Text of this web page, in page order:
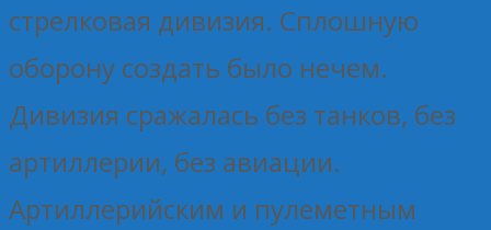
стрелковая дивизия. Сплошную
оборону создать было нечем.
Дивизия сражалась без танков, без
артиллерии, без авиации.
Артиллерийским и пулеметным